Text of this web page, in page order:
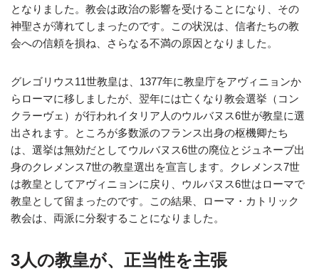
となりました。教会は政治の影響を受けることになり、その
神聖さが薄れてしまったのです。この状況は、信者たちの教
会への信頼を損ね、さらなる不満の原因となりました。
グレゴリウス11世教皇は、1377年に教皇庁をアヴィニョンか
らローマに移しましたが、翌年には亡くなり教会選挙（コン
クラーヴェ）が行われイタリア人のウルバヌス6世が教皇に選
出されます。ところが多数派のフランス出身の枢機卿たち
は、選挙は無効だとしてウルバヌス6世の廃位とジュネーブ出
身のクレメンス7世の教皇選出を宣言します。クレメンス7世
は教皇としてアヴィニョンに戻り、ウルバヌス6世はローマで
教皇として留まったのです。この結果、ローマ・カトリック
教会は、両派に分裂することになりました。
3人の教皇が、正当性を主張